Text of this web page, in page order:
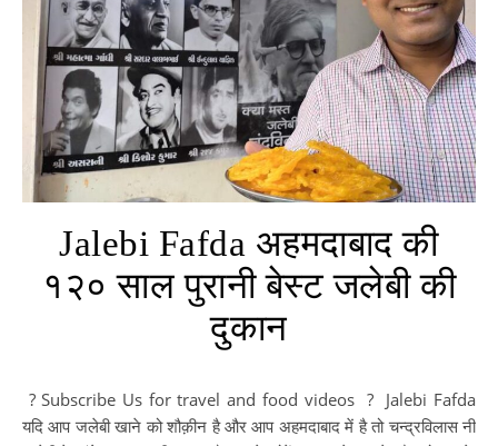
Jalebi Fafda अहमदाबाद की
१२० साल पुरानी बेस्ट जलेबी की
दुकान
? Subscribe Us for travel and food videos ? Jalebi Fafda
यदि आप जलेबी खाने को शौक़ीन है और आप अहमदाबाद में है तो चन्द्रविलास नी